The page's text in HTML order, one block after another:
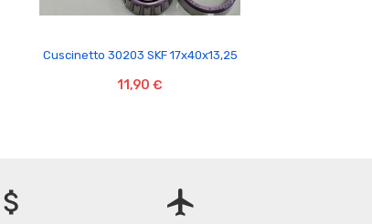

Cuscinetto 30203 SKF 17x40x13,25
11,90 €
attach_money flight